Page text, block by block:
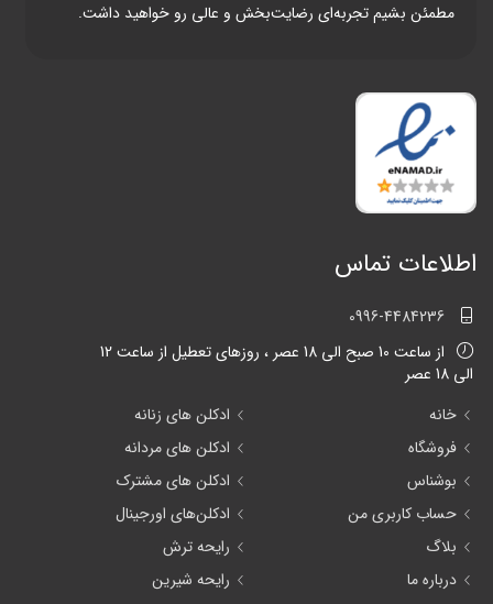
مطمئن بشیم تجربه‌ای رضایت‌بخش و عالی رو خواهید داشت.
اطلاعات تماس
0996-4484236
از ساعت 10 صبح الی 18 عصر ، روزهای تعطیل از ساعت 12
الی 18 عصر
خانه
فروشگاه
بوشناس
حساب کاربری من
بلاگ
درباره ما
ادکلن های زنانه
ادکلن های مردانه
ادکلن های مشترک
ادکلن‌های اورجینال
رایحه ترش
رایحه شیرین